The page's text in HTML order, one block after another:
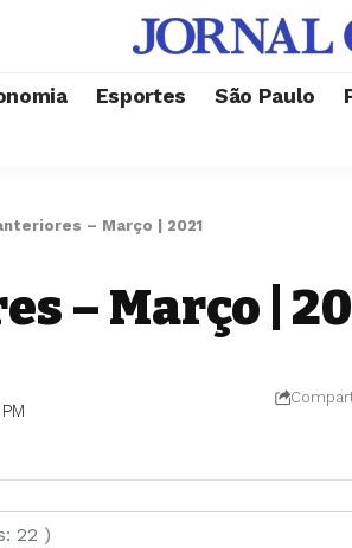
Esportes São Paulo
– Março | 2021
– Março |